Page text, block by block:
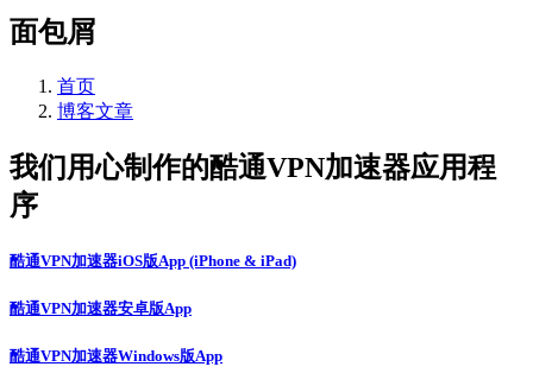
面包屑
首页
博客文章
我们用心制作的酷通VPN加速器应用程
序
酷通VPN加速器iOS版App (iPhone & iPad)
酷通VPN加速器安卓版App
酷通VPN加速器Windows版App